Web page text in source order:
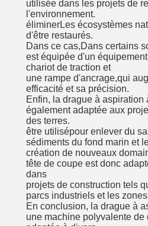
utilisée dans les projets de
l'environnement.
éliminerLes écosystèmes
d'être restaurés.
Dans ce cas,Dans certains
est équipée d'un
chariot de traction et
une rampe d'ancrage,qui
efficacité et sa précision.
Enfin, la drague à aspiration
également adaptée aux
des terres.
être utilisépour enlever du
sédiments du fond marin et
création de nouveaux
tête de coupe est donc
dans
projets de construction tels
parcs industriels et les
En conclusion, la drague à
une machine polyvalente de